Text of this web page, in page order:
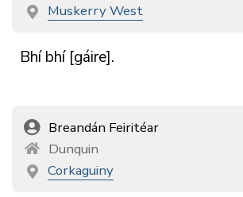
Muskerry West
Bhí bhí [gáire].
Breandán Feiritéar
Dunquin
Corkaguiny